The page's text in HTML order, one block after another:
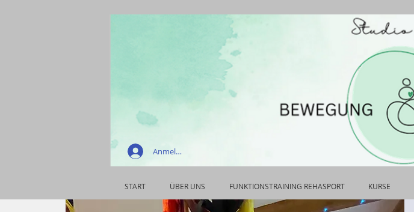
Anmelden
START ÜBER UNS FUNKTIONSTRAINING REHASPORT KURSE